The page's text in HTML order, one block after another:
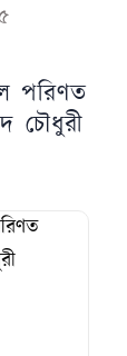
পরিণত
চৌধুরী